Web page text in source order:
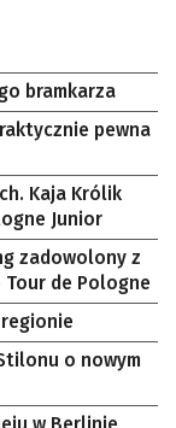
bramkarza
pewna
Kaja Królik
Junior
zadowolony z
de Pologne
o nowym